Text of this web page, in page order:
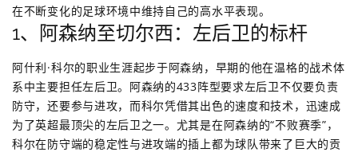
在不断变化的足球环境中维持自己的高水平表现。
1、阿森纳至切尔西：左后卫的标杆
阿什利·科尔的职业生涯起步于阿森纳，早期的他在温格的战术体
系中主要担任左后卫。阿森纳的433阵型要求左后卫不仅要负责
防守，还要参与进攻，而科尔凭借其出色的速度和技术，迅速成
为了英超最顶尖的左后卫之一。尤其是在阿森纳的“不败赛季”，
科尔在防守端的稳定性与进攻端的插上都为球队带来了巨大的贡